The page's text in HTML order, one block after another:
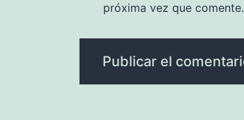
próxima vez que comente.